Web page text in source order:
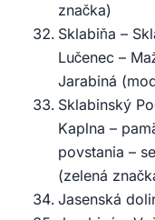
značka)
Sklabiňa –
Lučenec –
Jarabiná
Sklabinský
Kaplna –
povstania –
(zelená
Jasenská